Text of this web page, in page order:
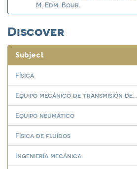
M. Edm. Bour.
Discover
Subject
Física
Equipo mecánico de transmisión de...
Equipo neumático
Física de fluídos
Ingeniería mecánica